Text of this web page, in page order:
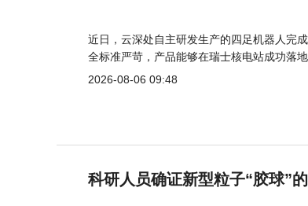
近日，云深处自主研发生产的四足机器人完
全标准严苛，产品能够在瑞士核电站成功落
2026-08-06 09:48
科研人员确证新型粒子“胶球”